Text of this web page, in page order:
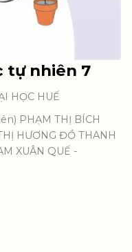
tự nhiên 7
HỌC HUẾ
PHẠM THỊ BÍCH
HƯƠNG ĐỒ THANH
XUÂN QUẾ -